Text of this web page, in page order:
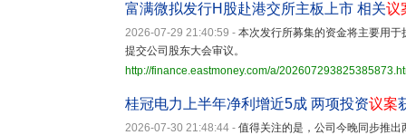
富满微拟发行H股赴港交所主板上市 相关议
2026-07-29 21:40:59 - 本次发行所募集的资金将主要用
提交公司股东大会审议。
http://finance.eastmoney.com/a/
桂冠电力上半年净利增近5成 两项投资议案
2026-07-30 21:48:44 - 值得关注的是，公司今晚同步推